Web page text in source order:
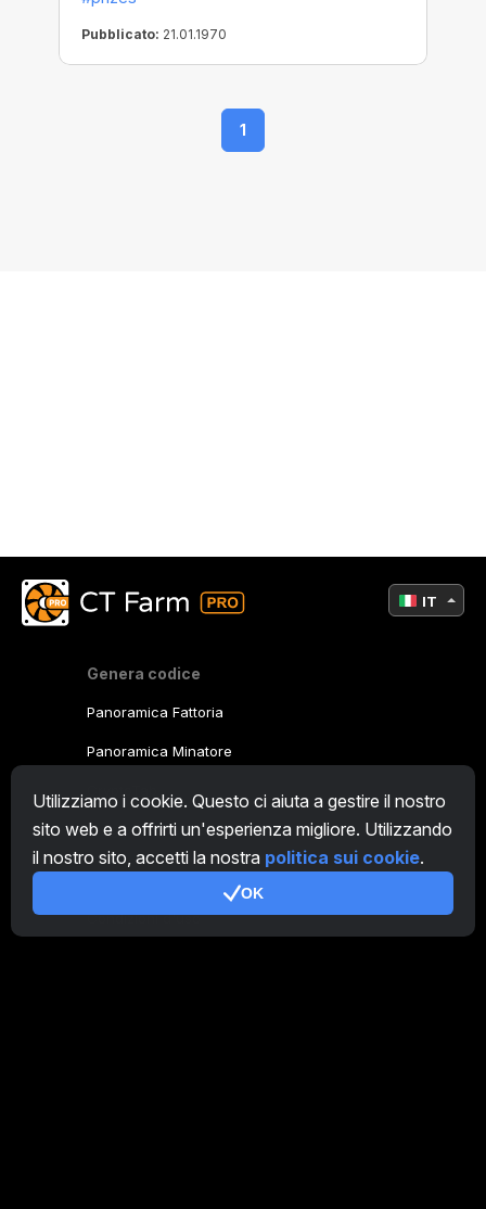
Pubblicato: 21.01.1970
1
Utilizziamo i cookie. Questo ci aiuta a gestire il nostro
sito web e a offrirti un'esperienza migliore. Utilizzando
il nostro sito, accetti la nostra politica sui cookie.
OK
Genera codice
Panoramica Fattoria
Panoramica Minatore
CryptoTab
Programma Affiliato
Condizioni d'uso
IT